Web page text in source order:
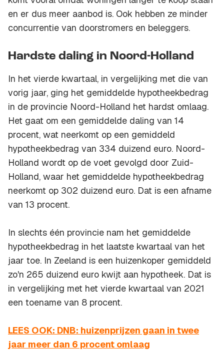
en er dus meer aanbod is. Ook hebben ze minder
concurrentie van doorstromers en beleggers.
Hardste daling in Noord-Holland
In het vierde kwartaal, in vergelijking met die van
vorig jaar, ging het gemiddelde hypotheekbedrag
in de provincie Noord-Holland het hardst omlaag.
Het gaat om een gemiddelde daling van 14
procent, wat neerkomt op een gemiddeld
hypotheekbedrag van 334 duizend euro. Noord-
Holland wordt op de voet gevolgd door Zuid-
Holland, waar het gemiddelde hypotheekbedrag
neerkomt op 302 duizend euro. Dat is een afname
van 13 procent.
In slechts één provincie nam het gemiddelde
hypotheekbedrag in het laatste kwartaal van het
jaar toe. In Zeeland is een huizenkoper gemiddeld
zo'n 265 duizend euro kwijt aan hypotheek. Dat is
in vergelijking met het vierde kwartaal van 2021
een toename van 8 procent.
LEES OOK: DNB: huizenprijzen gaan in twee
jaar meer dan 6 procent omlaag